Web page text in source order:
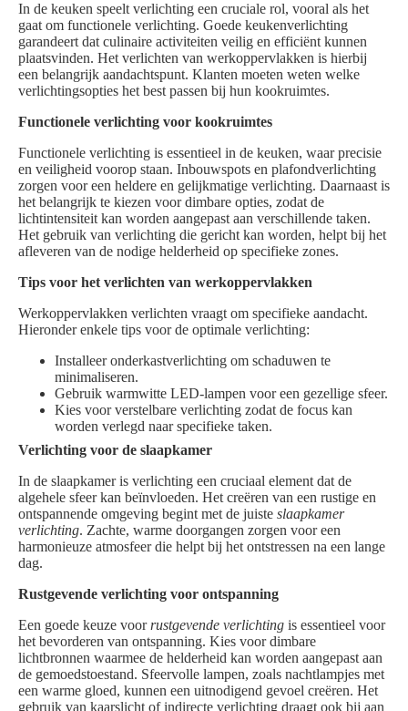
In de keuken speelt verlichting een cruciale rol, vooral als het
gaat om functionele verlichting. Goede keukenverlichting
garandeert dat culinaire activiteiten veilig en efficiënt kunnen
plaatsvinden. Het verlichten van werkoppervlakken is hierbij
een belangrijk aandachtspunt. Klanten moeten weten welke
verlichtingsopties het best passen bij hun kookruimtes.
Functionele verlichting voor kookruimtes
Functionele verlichting is essentieel in de keuken, waar precisie
en veiligheid voorop staan. Inbouwspots en plafondverlichting
zorgen voor een heldere en gelijkmatige verlichting. Daarnaast is
het belangrijk te kiezen voor dimbare opties, zodat de
lichtintensiteit kan worden aangepast aan verschillende taken.
Het gebruik van verlichting die gericht kan worden, helpt bij het
afleveren van de nodige helderheid op specifieke zones.
Tips voor het verlichten van werkoppervlakken
Werkoppervlakken verlichten vraagt om specifieke aandacht.
Hieronder enkele tips voor de optimale verlichting:
Installeer onderkastverlichting om schaduwen te
minimaliseren.
Gebruik warmwitte LED-lampen voor een gezellige sfeer.
Kies voor verstelbare verlichting zodat de focus kan
worden verlegd naar specifieke taken.
Verlichting voor de slaapkamer
In de slaapkamer is verlichting een cruciaal element dat de
algehele sfeer kan beïnvloeden. Het creëren van een rustige en
ontspannende omgeving begint met de juiste slaapkamer
verlichting. Zachte, warme doorgangen zorgen voor een
harmonieuze atmosfeer die helpt bij het ontstressen na een lange
dag.
Rustgevende verlichting voor ontspanning
Een goede keuze voor rustgevende verlichting is essentieel voor
het bevorderen van ontspanning. Kies voor dimbare
lichtbronnen waarmee de helderheid kan worden aangepast aan
de gemoedstoestand. Sfeervolle lampen, zoals nachtlampjes met
een warme gloed, kunnen een uitnodigend gevoel creëren. Het
gebruik van kaarslicht of indirecte verlichting draagt ook bij aan